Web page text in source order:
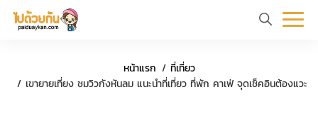
แรกท่อง เที่ยวอย่าง
หน้าแรก
ที่เที่ยว
เขายายเที่ยง ชมวิวกังหันลม แนะนำที่เที่ยว ที่พัก คาเฟ่ จุดเช็คอินต้องแวะ